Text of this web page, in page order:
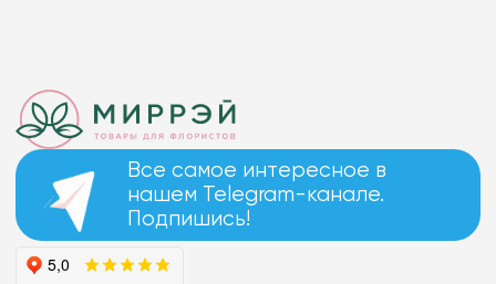
Все самое интересное в
нашем Telegram-канале.
Подпишись!